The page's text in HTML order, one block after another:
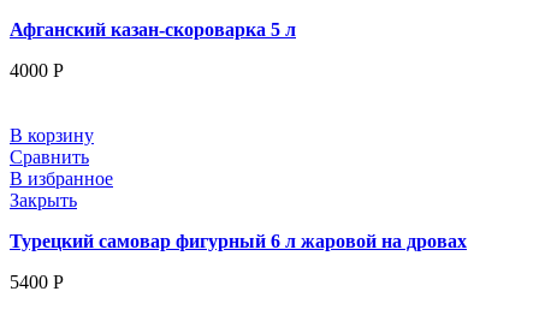
Афганский казан-скороварка 5 л
4000 Р
В корзину
Сравнить
В избранное
Закрыть
Турецкий самовар фигурный 6 л жаровой на дровах
5400 Р